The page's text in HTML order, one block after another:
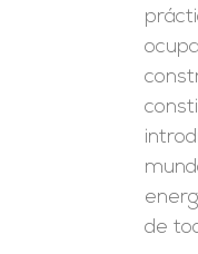
de